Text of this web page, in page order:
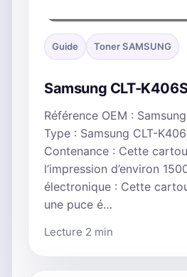
Guide Toner SAMSUNG
Samsung CLT-
Référence OEM :
Type : Samsung CLT-
Contenance : Cette
l’impression d’environ
électronique : Cette
une puce é…
Lecture 2 min